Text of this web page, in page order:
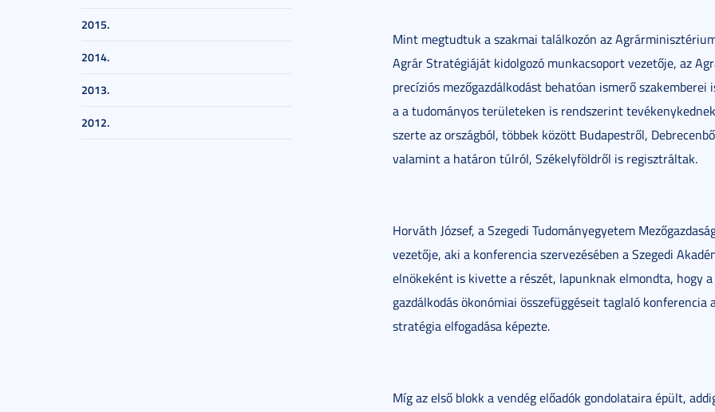
2015.
2014.
2013.
2012.
Mint megtudtuk a szakmai találkozón az
Agrár Stratégiáját kidolgozó munkacsoport vezetője, az
precíziós mezőgazdálkodást behatóan ismerő
a a tudományos területeken is rendszerint
szerte az országból, többek között Budapestről,
valamint a határon túlról, Székelyföldről is regisztráltak.
Horváth József, a Szegedi Tudományegyetem
vezetője, aki a konferencia szervezésében a Szegedi
elnökeként is kivette a részét, lapunknak elmondta, hogy
gazdálkodás ökonómiai összefüggéseit taglaló
stratégia elfogadása képezte.
Míg az első blokk a vendég előadók gondolataira épült,